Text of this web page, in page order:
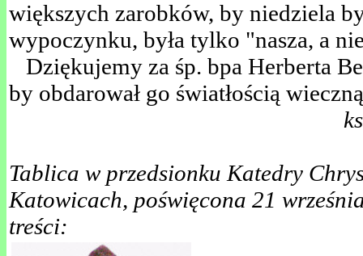
większych zarobków, by niedziela
wypoczynku, była tylko "nasza, a
Dziękujemy za śp. bpa Herberta
by obdarował go światłością
Tablica w przedsionku Katedry
Katowicach, poświęcona 21
treści: